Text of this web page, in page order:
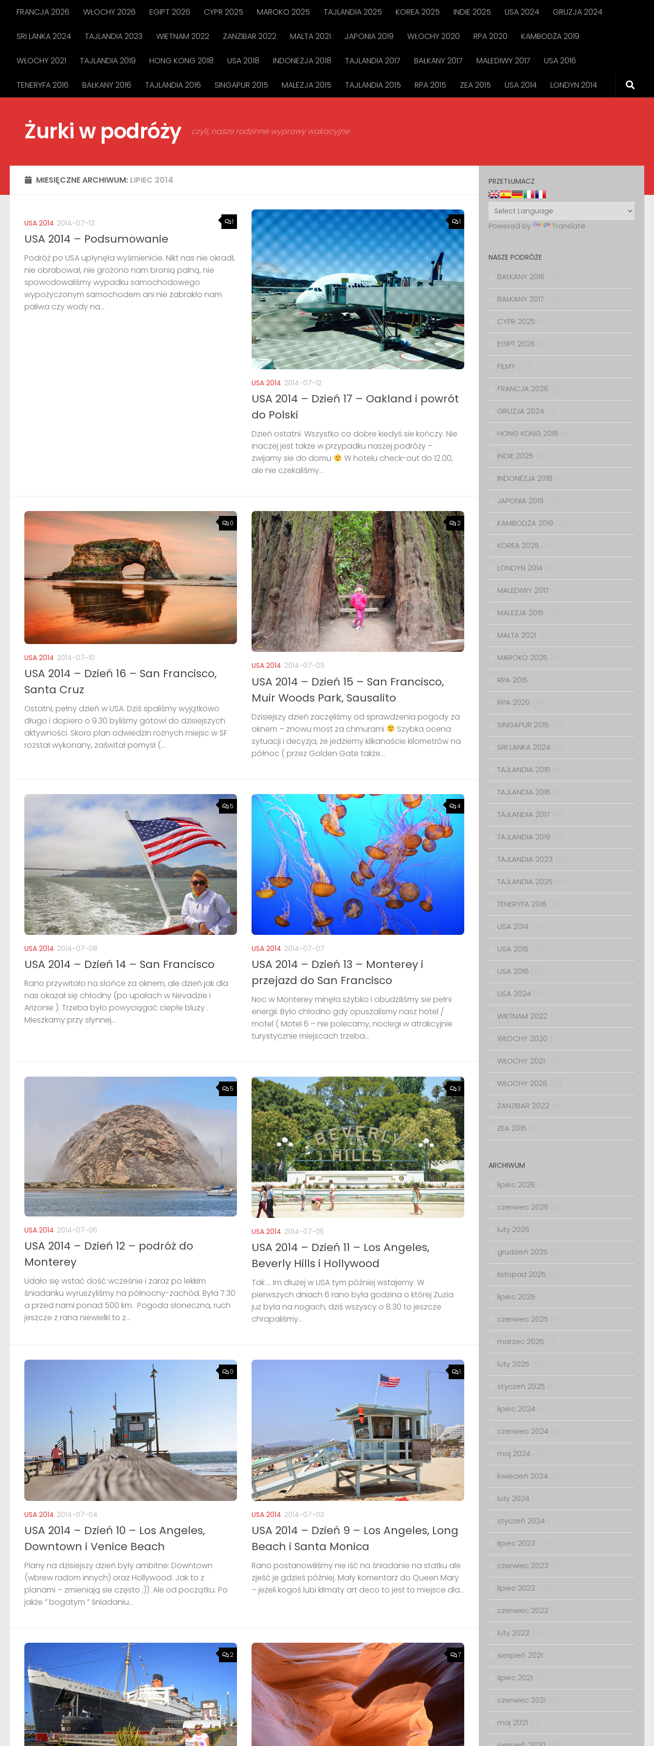
Przejdź do treści
FRANCJA 2026 WŁOCHY 2026 EGIPT 2026 CYPR 2025 MAROKO 2025 TAJLANDIA 2025 KOREA 2025 INDIE 2025 USA 2024 GRUZJA 2024
SRI LANKA 2024 TAJLANDIA 2023 WIETNAM 2022 ZANZIBAR 2022 MALTA 2021 JAPONIA 2019 WŁOCHY 2020 RPA 2020 KAMBODŻA 2019
WŁOCHY 2021 TAJLANDIA 2019 HONG KONG 2018 USA 2018 INDONEZJA 2018 TAJLANDIA 2017 BAŁKANY 2017 MALEDIWY 2017 USA 2016
TENERYFA 2016 BAŁKANY 2016 TAJLANDIA 2016 SINGAPUR 2015 MALEZJA 2015 TAJLANDIA 2015 RPA 2015 ZEA 2015 USA 2014 LONDYN 2014
Żurki w podróży czyli, nasze rodzinne wyprawy wakacyjne
MIESIĘCZNE ARCHIWUM: LIPIEC 2014
1
USA 2014 2014-07-13
USA 2014 – Podsumowanie
Podróż po USA upłynęła wyśmienicie. Nikt nas nie okradł,
nie obrabował, nie grożono nam bronią palną, nie
spowodowaliśmy wypadku samochodowego
wypożyczonym samochodem ani nie zabrakło nam
paliwa czy wody na...
1
USA 2014 2014-07-12
USA 2014 – Dzień 17 – Oakland i powrót
do Polski
Dzień ostatni. Wszystko co dobre kiedyś sie kończy. Nie
inaczej jest także w przypadku naszej podróży –
zwijamy sie do domu
W hotelu check-out do 12.00,
ale nie czekaliśmy...
0
USA 2014 2014-07-10
USA 2014 – Dzień 16 – San Francisco,
Santa Cruz
Ostatni, pełny dzień w USA. Dziś spaliśmy wyjątkowo
długo i dopiero o 9.30 byliśmy gotowi do dzisiejszych
aktywności. Skoro plan odwiedzin rożnych miejsc w SF
rozstał wykonany, zaświtał pomysł (...
2
USA 2014 2014-07-09
USA 2014 – Dzień 15 – San Francisco,
Muir Woods Park, Sausalito
Dzisiejszy dzień zaczęliśmy od sprawdzenia pogody za
oknem – znowu most za chmurami
Szybka ocena
sytuacji i decyzja, że jedziemy kilkanaście kilometrów na
północ ( przez Golden Gate także...
5
USA 2014 2014-07-08
USA 2014 – Dzień 14 – San Francisco
Rano przywitało na słońce za oknem, ale dzień jak dla
nas okazał się chłodny (po upałach w Nevadzie i
Arizonie ). Trzeba było powyciągać ciepłe bluzy .
Mieszkamy przy słynnej...
4
USA 2014 2014-07-07
USA 2014 – Dzień 13 – Monterey i
przejazd do San Francisco
Noc w Monterey minęła szybko i obudziliśmy sie pełni
energii. Było chłodno gdy opuszalismy nasz hotel /
motel ( Motel 6 – nie polecamy, noclegi w atrakcyjnie
turystycznie miejscach trzeba...
5
USA 2014 2014-07-06
USA 2014 – Dzień 12 – podróż do
Monterey
Udało się wstać dość wcześnie i zaraz po lekkim
śniadanku wyruszyliśmy na północny-zachód. Była 7.30
a przed nami ponad 500 km. Pogoda słoneczna, ruch
jeszcze z rana niewielki to z...
3
USA 2014 2014-07-05
USA 2014 – Dzień 11 – Los Angeles,
Beverly Hills i Hollywood
Tak … Im dłużej w USA tym później wstajemy. W
pierwszych dniach 6 rano była godzina o której Zuzia
już była na nogach, dziś wszyscy o 8.30 to jeszcze
chrapaliśmy...
0
USA 2014 2014-07-04
USA 2014 – Dzień 10 – Los Angeles,
Downtown i Venice Beach
Plany na dzisiejszy dzień były ambitne: Downtown
(wbrew radom innych) oraz Hollywood. Jak to z
planami – zmieniają sie często ;)). Ale od początku. Po
jakże ” bogatym ” śniadaniu...
1
USA 2014 2014-07-03
USA 2014 – Dzień 9 – Los Angeles, Long
Beach i Santa Monica
Rano postanowiliśmy nie iść na śniadanie na statku ale
zjeść je gdzieś później. Mały komentarz do Queen Mary
– jeżeli kogoś lubi klimaty art deco to jest to miejsce dla...
2 7
PRZETŁUMACZ
Powered by Translate
NASZE PODRÓŻE
BAŁKANY 2016
BAŁKANY 2017
CYPR 2025
EGIPT 2026
FILMY
FRANCJA 2026
GRUZJA 2024
HONG KONG 2018
INDIE 2025
INDONEZJA 2018
JAPONIA 2019
KAMBODŻA 2019
KOREA 2025
LONDYN 2014
MALEDIWY 2017
MALEZJA 2015
MALTA 2021
MAROKO 2025
RPA 2015
RPA 2020
SINGAPUR 2015
SRI LANKA 2024
TAJLANDIA 2015
TAJLANDIA 2016
TAJLANDIA 2017
TAJLANDIA 2019
TAJLANDIA 2023
TAJLANDIA 2025
TENERYFA 2016
USA 2014
USA 2016
USA 2018
USA 2024
WIETNAM 2022
WŁOCHY 2020
WŁOCHY 2021
WŁOCHY 2026
ZANZIBAR 2022
ZEA 2015
ARCHIWUM
lipiec 2026
czerwiec 2026
luty 2026
grudzień 2025
listopad 2025
lipiec 2025
czerwiec 2025
marzec 2025
luty 2025
styczeń 2025
lipiec 2024
czerwiec 2024
maj 2024
kwiecień 2024
luty 2024
styczeń 2024
lipiec 2023
czerwiec 2023
lipiec 2022
czerwiec 2022
luty 2022
sierpień 2021
lipiec 2021
czerwiec 2021
maj 2021